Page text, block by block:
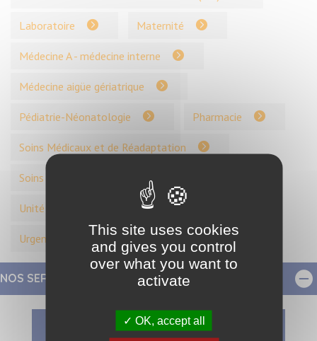
Laboratoire Maternité
Médecine A - médecine interne
Médecine aigüe gériatrique
Pédiatrie-Néonatologie Pharmacie
Soins Médicaux et de Réadaptation
Soins Palliatifs Unité ambulatoire
Unité de Soins de Longue Durée (USLD)
Urgences
NOS SERVICES
Maternité-Gynécologie et Pédiatrie
This site uses cookies
and gives you control
over what you want to
activate
OK, accept all